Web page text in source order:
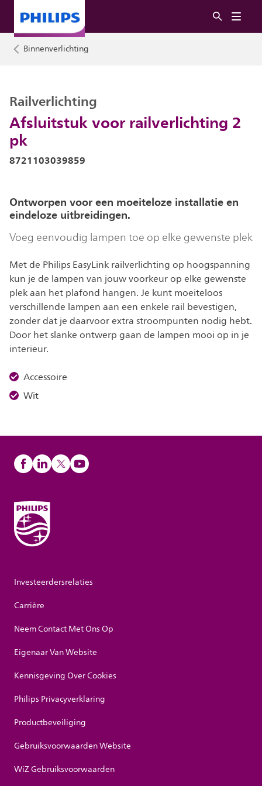
Binnenverlichting
Afsluitstuk voor railverlichting 2
pk
Railverlichting
8721103039859
Ontworpen voor een moeiteloze installatie en
eindeloze uitbreidingen.
Voeg eenvoudig lampen toe op elke gewenste plek
Met de Philips EasyLink railverlichting op hoogspanning
kun je de lampen van jouw voorkeur op elke gewenste
plek aan het plafond hangen. Je kunt moeiteloos
verschillende lampen aan een enkele rail bevestigen,
zonder dat je daarvoor extra stroompunten nodig hebt.
Door het slanke ontwerp gaan de lampen mooi op in je
interieur.
Accessoire
Wit
Investeerdersrelaties
Carrière
Neem Contact Met Ons Op
Eigenaar Van Website
Kennisgeving Over Cookies
Philips Privacyverklaring
Productbeveiliging
Gebruiksvoorwaarden Website
WiZ Gebruiksvoorwaarden